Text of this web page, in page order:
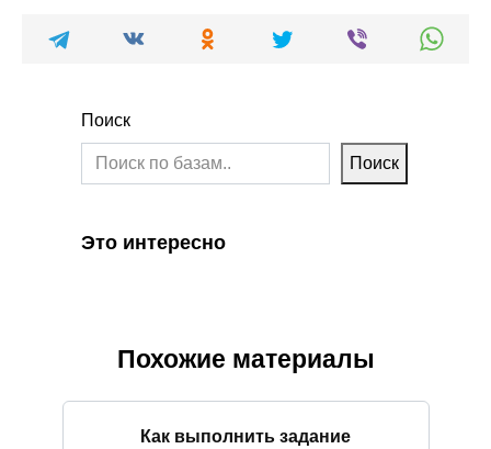
Поиск
Поиск
Это интересно
Похожие материалы
Как выполнить задание